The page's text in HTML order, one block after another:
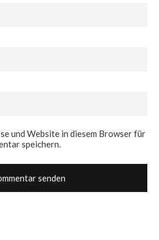
und Website in diesem Browser für
speichern.